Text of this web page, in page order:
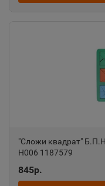
"Сложи квадрат"
Н006 1187579
845р.